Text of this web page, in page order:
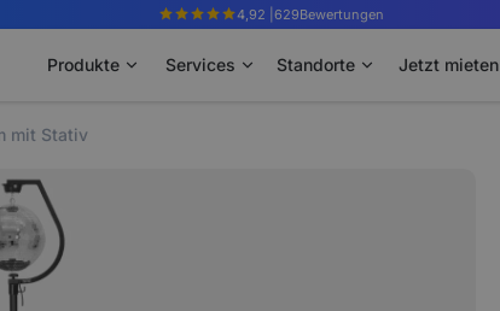
4,92 | 629Bewertungen
Produkte Services Standorte Jetzt mieten
mit Stativ